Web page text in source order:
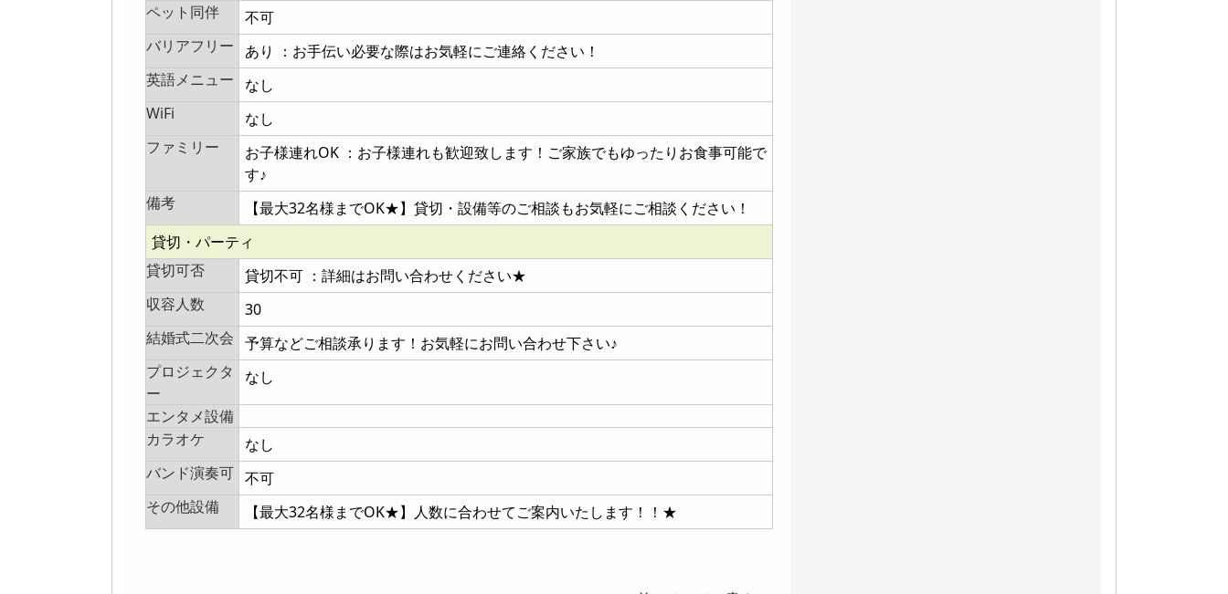
ペット同伴
不可
バリアフリー
あり ：お手伝い必要な際はお気軽にご連絡ください！
英語メニュー
なし
WiFi
なし
ファミリー
お子様連れOK ：お子様連れも歓迎致します！ご家族でもゆったりお食事可能で
す♪
備考
【最大32名様までOK★】貸切・設備等のご相談もお気軽にご相談ください！
貸切・パーティ
貸切可否
貸切不可 ：詳細はお問い合わせください★
収容人数
30
結婚式二次会 予算などご相談承ります！お気軽にお問い合わせ下さい♪
プロジェクタ
ー
なし
エンタメ設備
カラオケ
なし
バンド演奏可 不可
その他設備
【最大32名様までOK★】人数に合わせてご案内いたします！！★